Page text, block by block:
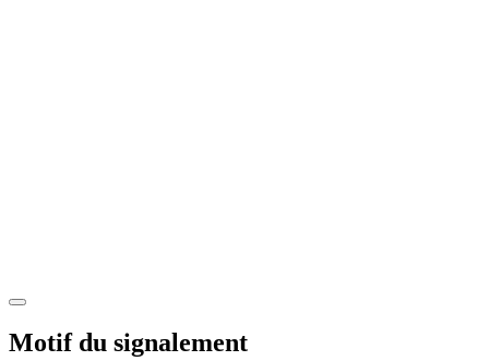
Motif du signalement